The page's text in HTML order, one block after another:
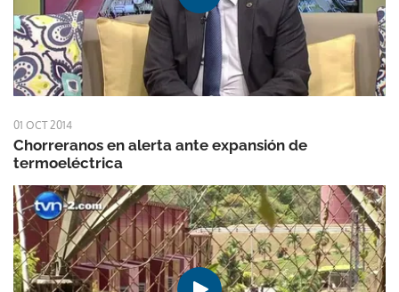
01 OCT 2014
Chorreranos en alerta ante expansión de
termoeléctrica